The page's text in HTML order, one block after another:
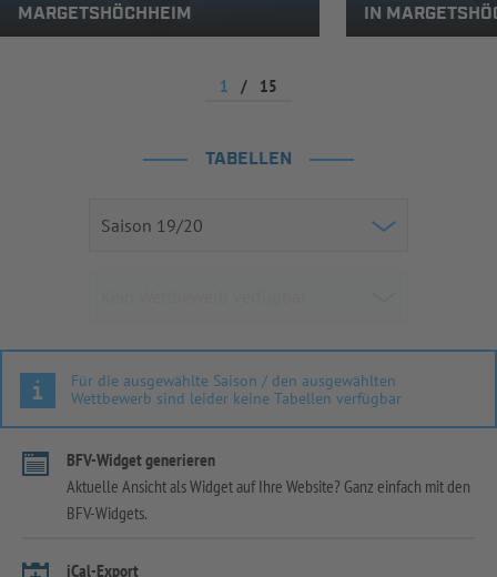
MARGETSHÖCHHEIM
IN
1 / 15
TABELLEN
Für die ausgewählte Saison / den ausgewählten
Wettbewerb sind leider keine Tabellen verfügbar
BFV-Widget generieren
Aktuelle Ansicht als Widget auf Ihre Website? Ganz einfach mit den
BFV-Widgets.
iCal-Export